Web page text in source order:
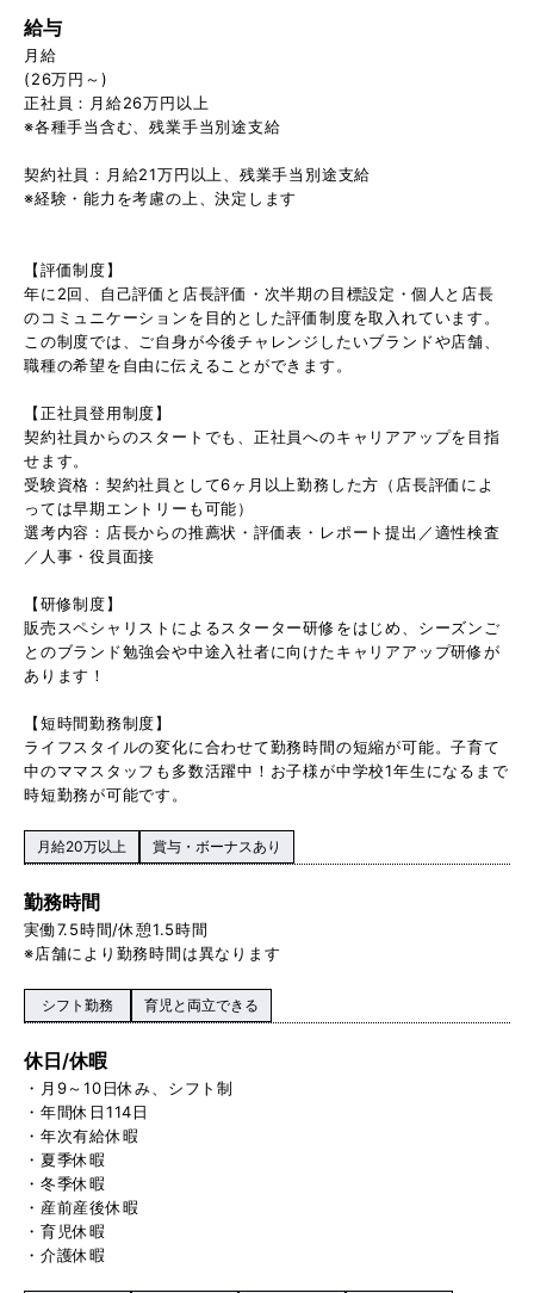
給与
月給
(26万円～)
正社員：月給26万円以上
※各種手当含む、残業手当別途支給
契約社員：月給21万円以上、残 業手当別途支給
※経験・能力を考慮の上、決定します
【評価制度】
年に2回、自己評価と店長評価・次半期の目標設定・個人と店長
のコミュニケーションを目的とした評価制度を取入れています。
この制度では、ご自身が今後チャレンジしたいブランドや店舗、
職種の希望を自由に伝えることができます。
【正社員登用制度】
契約社員からのスタートでも、正社員へのキャリアアップを目指
せます。
受験資格：契約社員として6ヶ月以上勤務した方（店長評価によ
っては早期エントリーも可能）
選考内容：店長からの推薦状・評価表・レポート提出／適性検査
／人事・役員面接
【研修制度】
販売スペシャリストによるスターター研修をはじめ、シーズンご
とのブランド勉強会や中途入社者に向けたキャリアアップ研修が
あります！
【短時間勤務制度】
ライフスタイルの変化に合わせて勤務時間の短縮が可能。子育て
中のママスタッフも多数活躍中！お子様が中学校1 年生になるまで
時短勤務が可能です。
月給20万以上 賞与・ボーナスあり
勤務時間
実働 7.5時間/休憩1.5時間
※店舗により勤務時間は異なります
シフト勤務 育児と両立できる
休日/休暇
・月9～10日休み、シフト制
・年間休日114日
・年次有給休暇
・夏季休暇
・冬季休暇
・産前産後休暇
・育児休暇
・介護休暇